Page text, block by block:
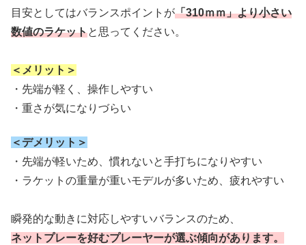
目安としてはバランスポイントが「310ｍｍ」より小さい
数値のラケットと思ってください。
＜メリット＞
・先端が軽く、操作しやすい
・重さが気になりづらい
＜デメリット＞
・先端が軽いため、慣れないと手打ちになりやすい
・ラケットの重量が重いモデルが多いため、疲れやすい
瞬発的な動きに対応しやすいバランスのため、
ネットプレーを好むプレーヤーが選ぶ傾向があります。